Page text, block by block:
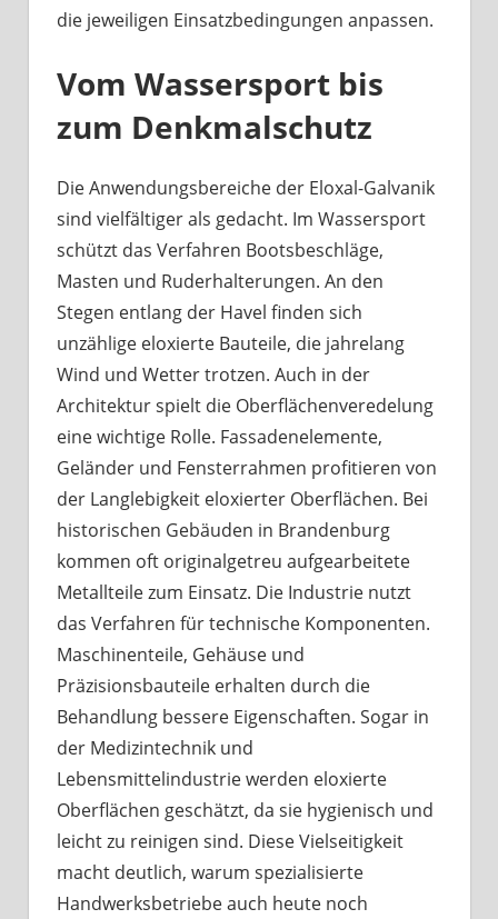
die jeweiligen Einsatzbedingungen anpassen.
Vom Wassersport bis
zum Denkmalschutz
Die Anwendungsbereiche der Eloxal-Galvanik
sind vielfältiger als gedacht. Im Wassersport
schützt das Verfahren Bootsbeschläge,
Masten und Ruderhalterungen. An den
Stegen entlang der Havel finden sich
unzählige eloxierte Bauteile, die jahrelang
Wind und Wetter trotzen. Auch in der
Architektur spielt die Oberflächenveredelung
eine wichtige Rolle. Fassadenelemente,
Geländer und Fensterrahmen profitieren von
der Langlebigkeit eloxierter Oberflächen. Bei
historischen Gebäuden in Brandenburg
kommen oft originalgetreu aufgearbeitete
Metallteile zum Einsatz. Die Industrie nutzt
das Verfahren für technische Komponenten.
Maschinenteile, Gehäuse und
Präzisionsbauteile erhalten durch die
Behandlung bessere Eigenschaften. Sogar in
der Medizintechnik und
Lebensmittelindustrie werden eloxierte
Oberflächen geschätzt, da sie hygienisch und
leicht zu reinigen sind. Diese Vielseitigkeit
macht deutlich, warum spezialisierte
Handwerksbetriebe auch heute noch